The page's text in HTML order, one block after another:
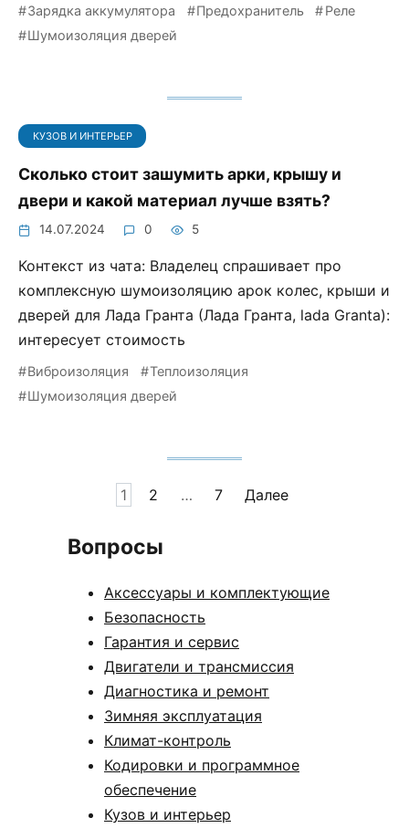
Зарядка аккумулятора
Предохранитель
Реле
Шумоизоляция дверей
КУЗОВ И ИНТЕРЬЕР
Сколько стоит зашумить арки, крышу и
двери и какой материал лучше взять?
14.07.2024 0 5
Контекст из чата: Владелец спрашивает про
комплексную шумоизоляцию арок колес, крыши и
дверей для Лада Гранта (Лада Гранта, lada Granta):
интересует стоимость
Виброизоляция
Теплоизоляция
Шумоизоляция дверей
1 2 … 7 Далее
Вопросы
Аксессуары и комплектующие
Безопасность
Гарантия и сервис
Двигатели и трансмиссия
Диагностика и ремонт
Зимняя эксплуатация
Климат-контроль
Кодировки и программное
обеспечение
Кузов и интерьер